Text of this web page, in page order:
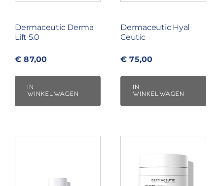
Dermaceutic Derma
Lift 5.0
€ 87,00
IN
WINKELWAGEN
Dermaceutic Hyal
Ceutic
€ 75,00
IN
WINKELWAGEN